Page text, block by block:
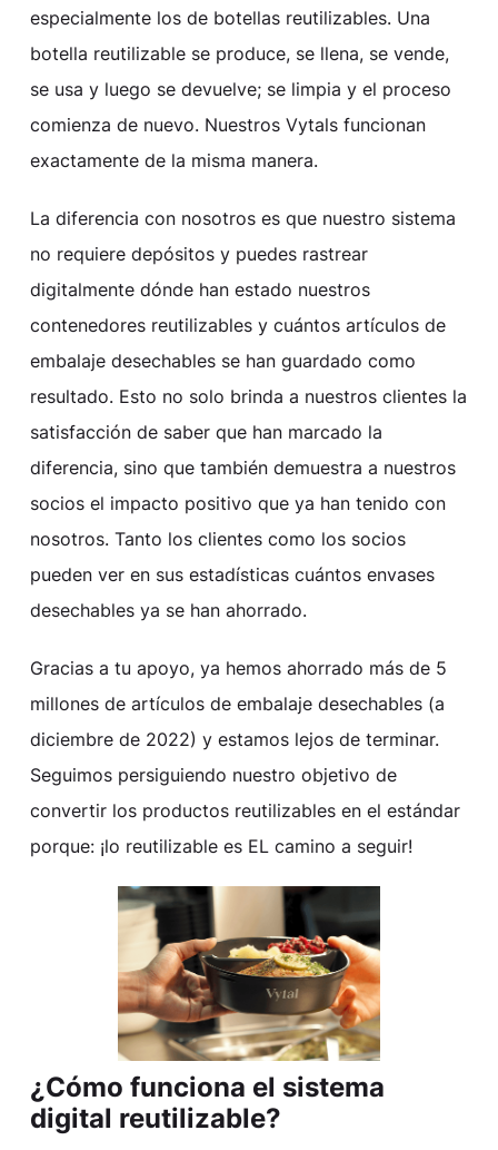
especialmente los de botellas reutilizables. Una
botella reutilizable se produce, se llena, se vende,
se usa y luego se devuelve; se limpia y el proceso
comienza de nuevo. Nuestros Vytals funcionan
exactamente de la misma manera.
La diferencia con nosotros es que nuestro sistema
no requiere depósitos y puedes rastrear
digitalmente dónde han estado nuestros
contenedores reutilizables y cuántos artículos de
embalaje desechables se han guardado como
resultado. Esto no solo brinda a nuestros clientes la
satisfacción de saber que han marcado la
diferencia, sino que también demuestra a nuestros
socios el impacto positivo que ya han tenido con
nosotros. Tanto los clientes como los socios
pueden ver en sus estadísticas cuántos envases
desechables ya se han ahorrado.
Gracias a tu apoyo, ya hemos ahorrado más de 5
millones de artículos de embalaje desechables (a
diciembre de 2022) y estamos lejos de terminar.
Seguimos persiguiendo nuestro objetivo de
convertir los productos reutilizables en el estándar
porque: ¡lo reutilizable es EL camino a seguir!
¿Cómo funciona el sistema
digital reutilizable?